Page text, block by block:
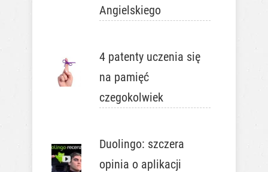
Angielskiego
4 patenty uczenia się
na pamięć
czegokolwiek
Duolingo: szczera
opinia o aplikacji